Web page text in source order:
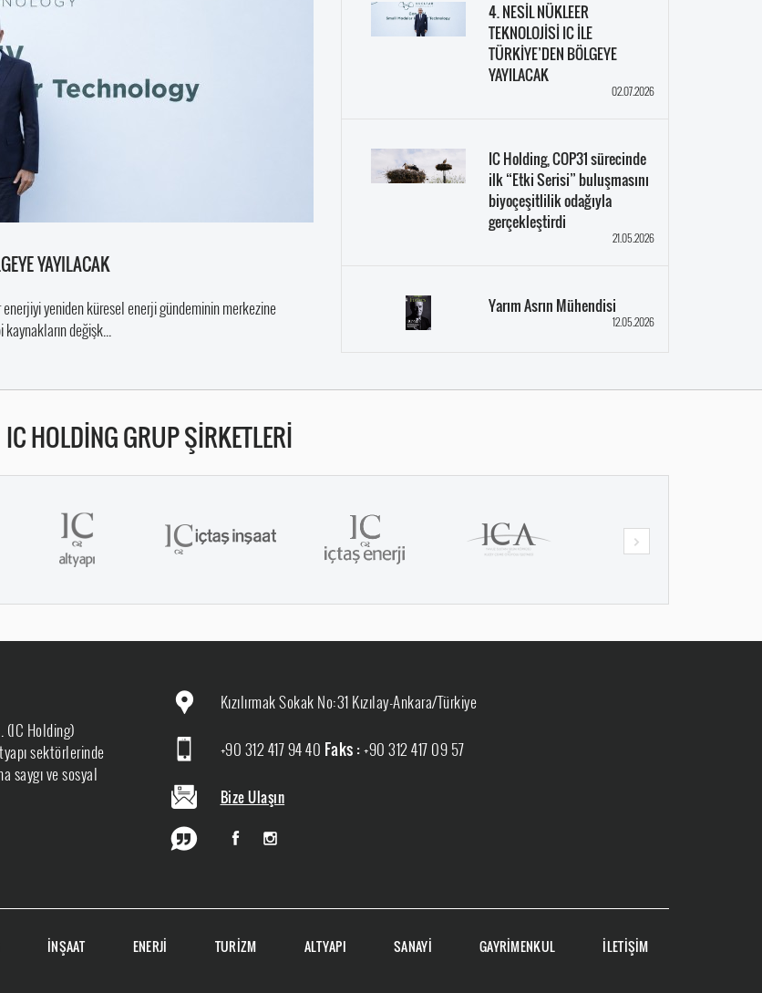
YAYILACAK
yeniden küresel enerji gündeminin merkezine
kaynakların değişk...
4. NESİL NÜKLEER
TEKNOLOJİSİ IC İLE
TÜRKİYE’DEN BÖLGEYE
YAYILACAK
02.07.2026
IC Holding, COP31 sürecinde
ilk “Etki Serisi” buluşmasını
biyoçeşitlilik odağıyla
gerçekleştirdi
21.05.2026
Yarım Asrın Mühendisi
12.05.2026
IC HOLDİNG GRUP ŞİRKETLERİ
(IC Holding)
sektörlerinde
saygı ve sosyal
Kızılırmak Sokak No:31 Kızılay-Ankara/Türkiye
+90 312 417 94 40 Faks :+90 312 417 09 57
Bize Ulaşın
İNŞAAT ENERJİ TURİZM ALTYAPI SANAYİ GAYRİMENKUL İLETİŞİM